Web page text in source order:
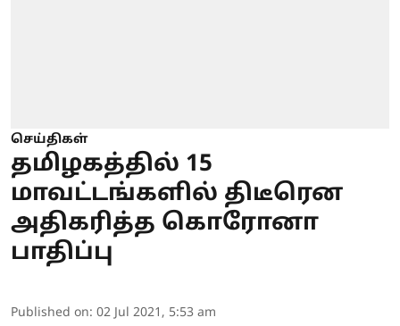
செய்திகள்
தமிழகத்தில் 15
மாவட்டங்களில் திடீரென
அதிகரித்த கொரோனா
பாதிப்பு
Published on: 02 Jul 2021, 5:53 am